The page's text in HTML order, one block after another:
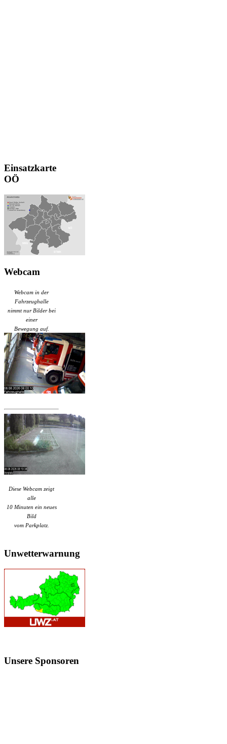
Einsatzkarte
OÖ
Webcam
Webcam in der
Fahrzeughalle
nimmt nur Bilder bei
einer
Bewegung auf.
Diese Webcam zeigt
alle
10 Minuten ein neues
Bild
vom Parkplatz.
Unwetterwarnung
Unsere Sponsoren